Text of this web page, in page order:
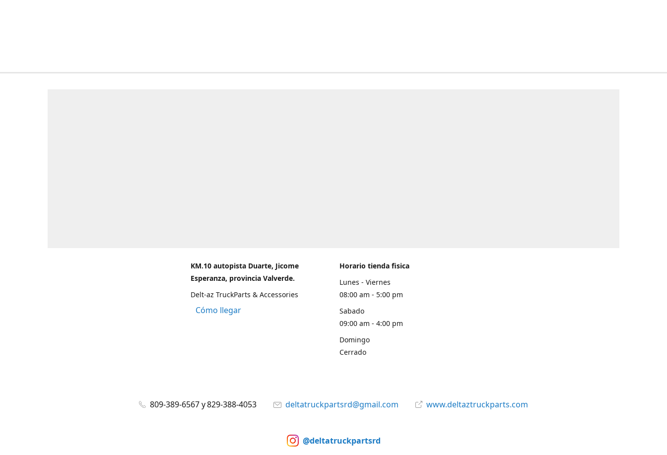
KM.10 autopista Duarte, Jicome
Esperanza, provincia Valverde.
Delt-az TruckParts & Accessories
Cómo llegar
Horario tienda fisica
Lunes - Viernes
08:00 am - 5:00 pm
Sabado
09:00 am - 4:00 pm
Domingo
Cerrado
809-389-6567 y 829-388-4053 deltatruckpartsrd@gmail.com www.deltaztruckparts.com
@deltatruckpartsrd